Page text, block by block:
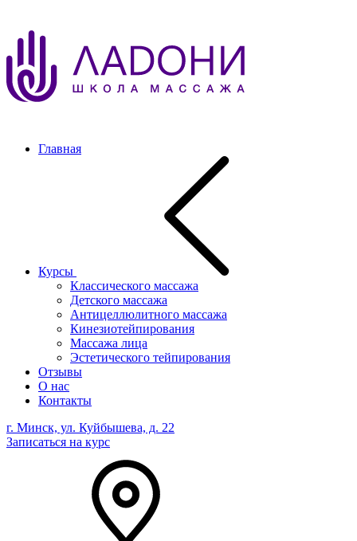
Главная
Курсы
Классического массажа
Детского массажа
Антицеллюлитного массажа
Кинезиотейпирования
Массажа лица
Эстетического тейпирования
Отзывы
О нас
Контакты
г. Минск, ул. Куйбышева, д. 22
Записаться на курс